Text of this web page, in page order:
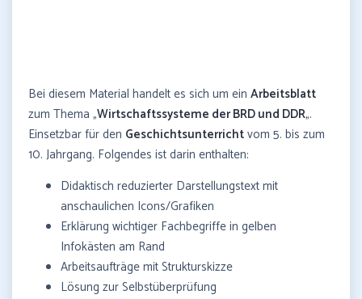
Bei diesem Material handelt es sich um ein Arbeitsblatt
zum Thema „Wirtschaftssysteme der BRD und DDR„.
Einsetzbar für den Geschichtsunterrichtvom 5. bis zum
10. Jahrgang. Folgendes ist darin enthalten:
Didaktisch reduzierter Darstellungstext mit
anschaulichen Icons/Grafiken
Erklärung wichtiger Fachbegriffe in gelben
Infokästen am Rand
Arbeitsaufträge mit Strukturskizze
Lösung zur Selbstüberprüfung